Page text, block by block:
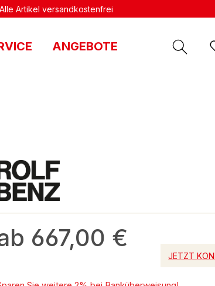
Alle Artikel versandkostenfrei
ANGEBOTE
667,00 €
JETZT